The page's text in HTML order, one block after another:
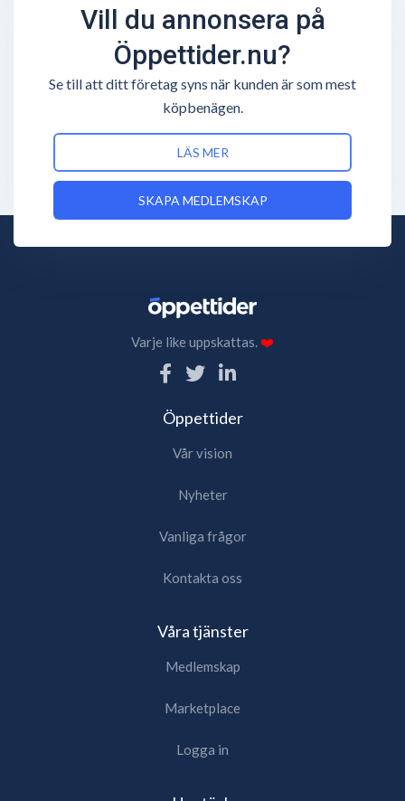
Vill du annonsera på
Öppettider.nu?
Se till att ditt företag syns när kunden är som mest
köpbenägen.
LÄS MER
SKAPA MEDLEMSKAP
Varje like uppskattas.❤️
Öppettider
Vår vision
Nyheter
Vanliga frågor
Kontakta oss
Våra tjänster
Medlemskap
Marketplace
Logga in